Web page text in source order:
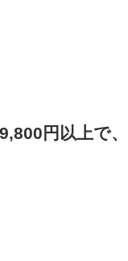
円以上で、